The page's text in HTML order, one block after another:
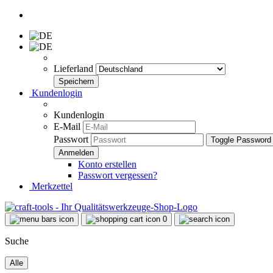
Lieferland
Kundenlogin
Kundenlogin
E-Mail
Passwort
Toggle
Konto erstellen
Passwort vergessen?
Merkzettel
0
Suche
Alle